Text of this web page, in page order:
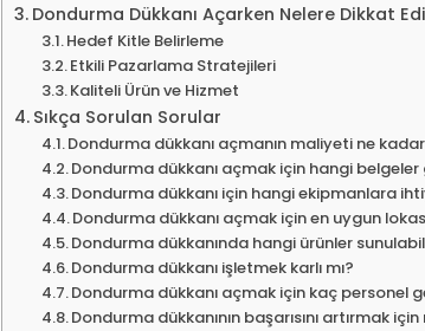
Dondurma Dükkanı Açarken Nelere Dikkat
Hedef Kitle Belirleme
Etkili Pazarlama Stratejileri
Kaliteli Ürün ve Hizmet
Sıkça Sorulan Sorular
Dondurma dükkanı açmanın maliyeti ne
Dondurma dükkanı açmak için hangi belgeler
Dondurma dükkanı için hangi ekipmanlara
Dondurma dükkanı açmak için en uygun
Dondurma dükkanında hangi ürünler
Dondurma dükkanı işletmek karlı mı?
Dondurma dükkanı açmak için kaç personel
Dondurma dükkanının başarısını artırmak